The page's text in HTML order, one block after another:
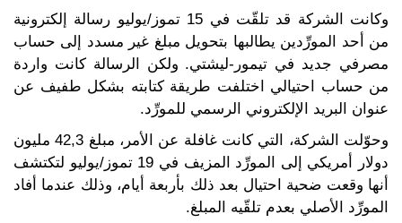
وكانت الشركة قد تلقّت في 15 تموز/يوليو رسالة إلكترونية
من أحد المورِّدين يطالبها بتحويل مبلغ غير مسدد إلى حساب
مصرفي جديد في تيمور-ليشتي. ولكن الرسالة كانت واردة
من حساب احتيالي اختلفت طريقة كتابته بشكل طفيف عن
عنوان البريد الإلكتروني الرسمي للمورِّد.
وحوّلت الشركة، التي كانت غافلة عن الأمر، مبلغ 42,3 مليون
دولار أمريكي إلى المورِّد المزيف في 19 تموز/يوليو لتكتشف
أنها وقعت ضحية احتيال بعد ذلك بأربعة أيام، وذلك عندما أفاد
المورِّد الأصلي بعدم تلقّيه المبلغ.